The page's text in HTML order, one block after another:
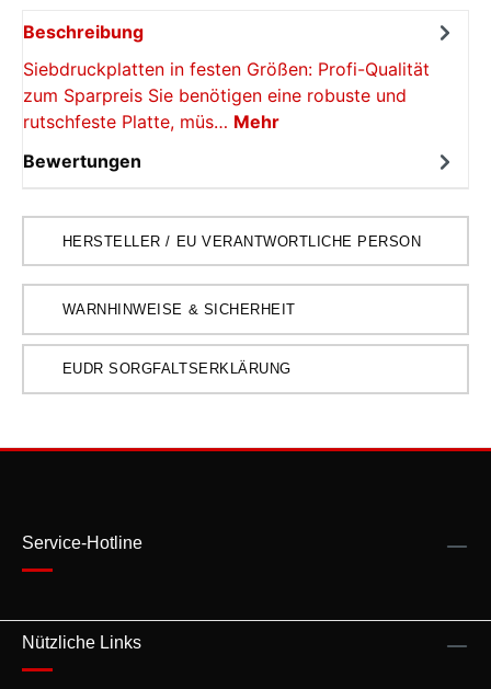
Beschreibung
Siebdruckplatten in festen Größen: Profi-Qualität
zum Sparpreis Sie benötigen eine robuste und
rutschfeste Platte, müs… Mehr
Bewertungen
HERSTELLER / EU VERANTWORTLICHE PERSON
WARNHINWEISE & SICHERHEIT
EUDR SORGFALTSERKLÄRUNG
Service-Hotline
Nützliche Links